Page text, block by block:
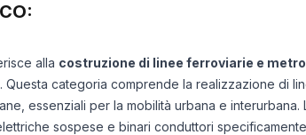
alla costruzione di linee ferroviarie e
categoria comprende la realizzazione di
essenziali per la mobilità urbana e
sospese e binari conduttori